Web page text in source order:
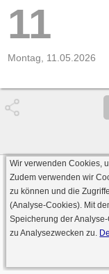
11
Montag, 11.05.2026
·
Online
Wir verwenden Cookies,
Zudem verwenden wir
zu können und die
(Analyse-Cookies). Mit
Speicherung der
zu Analysezwecken zu.